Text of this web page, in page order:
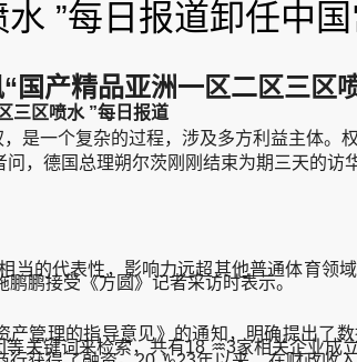
”每日报道卸任中
国产精品亚洲一区二区三区
三区喷水 ”每日报道
一个复杂的过程，涉及多方利益主体。
德国总理朔尔茨刚刚结束为期三天的访
代表性，影响力远超其他普通体育领
鹏接受《方圆》记者采访时表示。
理的指导意见》的通知，明确提出了数
关键词来检索，共有18 ♒3家相关企业